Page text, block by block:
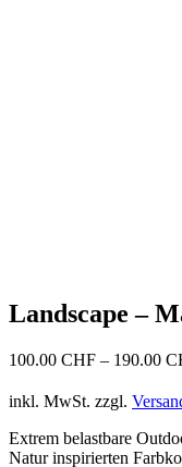
Landscape –
100.00 CHF – 190.00
inkl. MwSt. zzgl.
Extrem belastbare
Natur inspirierten